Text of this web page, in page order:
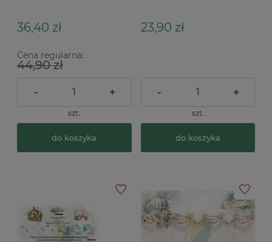
36,40 zł
Cena regularna:
44,90 zł
- +
szt.
do koszyka
23,90 zł
- +
szt.
do koszyka